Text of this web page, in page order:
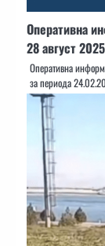
Оперативна
28 август 2025
Оперативна
за периода